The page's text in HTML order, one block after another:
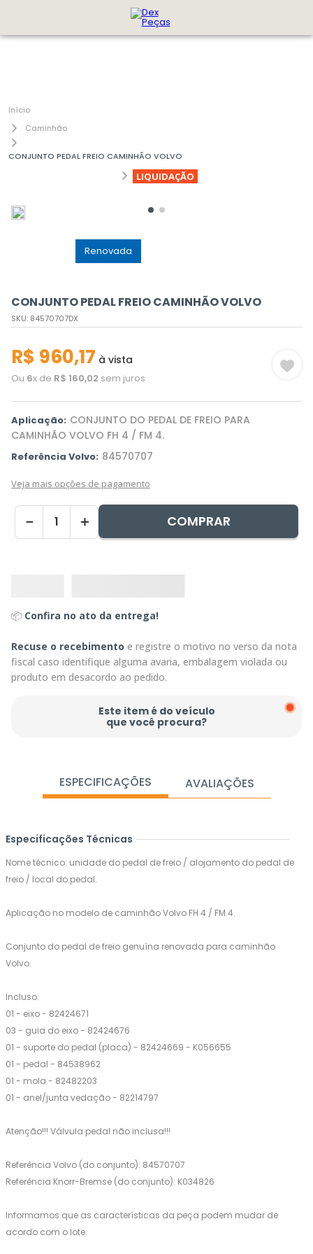
Caminhão
CONJUNTO PEDAL FREIO CAMINHÃO VOLVO
LIQUIDAÇÃO
Renovada
CONJUNTO PEDAL FREIO CAMINHÃO VOLVO
SKU: 84570707DX
R$ 960,17 à vista
Ou 6x de R$ 160,02 sem juros
Aplicação: CONJUNTO DO PEDAL DE FREIO PARA
CAMINHÃO VOLVO FH 4 / FM 4.
Referência Volvo: 84570707
Veja mais opções de pagamento
＋
－ COMPRAR
📦 Confira no ato da entrega!
Recuse o recebimento e registre o motivo no verso da nota
fiscal caso identifique alguma avaria, embalagem violada ou
produto em desacordo ao pedido.
Este item é do veículo
que você procura?
ESPECIFICAÇÕES AVALIAÇÕES
Especificações Técnicas
Nome técnico: unidade do pedal de freio / alojamento do pedal de
freio / local do pedal.
Aplicação no modelo de caminhão Volvo FH 4 / FM 4.
Conjunto do pedal de freio genuína renovada para caminhão
Volvo.
Incluso:
01 - eixo - 82424671
03 - guia do eixo - 82424676
01 - suporte do pedal (placa) - 82424669 - K056655
01 - pedal - 84538962
01 - mola - 82482203
01 - anel/junta vedação - 82214797
Atenção!!! Válvula pedal não inclusa!!!
Referência Volvo (do conjunto): 84570707
Referência Knorr-Bremse (do conjunto): K034826
Informamos que as características da peça podem mudar de
acordo com o lote.